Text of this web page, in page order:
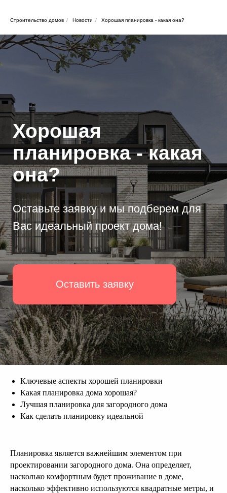
Строительство домов / Новости / Хорошая планировка - какая она?
Оставить заявку
Оставьте заявку и мы подберем для
Вас идеальный проект дома!
Хорошая
планировка - какая
она?
Ключевые аспекты хорошей планировки
Какая планировка дома хорошая?
Лучшая планировка для загородного дома
Как сделать планировку идеальной
Планировка является важнейшим элементом при
проектировании загородного дома. Она определяет,
насколько комфортным будет проживание в доме,
насколько эффективно используются квадратные метры, и